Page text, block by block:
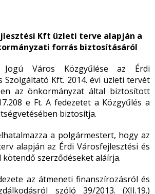
Kft üzleti terve alapján a
forrás biztosításáról
Város Közgyűlése az Érdi
Szolgáltató Kft. 2014. évi üzleti tervét
az önkormányzat által biztosított
e Ft. A fedezetet a Közgyűlés a
biztosítja.
a polgármestert, hogy az
alapján az Érdi Városfejlesztési és
szerződéseket aláírja.
az átmeneti finanszírozásról és
szóló 39/2013. (XII.19.)